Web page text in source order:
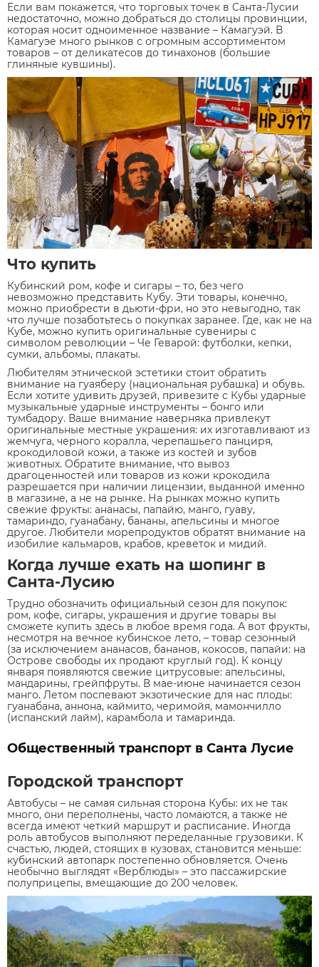
Если вам покажется, что торговых точек в Санта-Лусии
недостаточно, можно добраться до столицы провинции,
которая носит одноименное название – Камагуэй. В
Камагуэе много рынков с огромным ассортиментом
товаров – от деликатесов до тинахонов (большие
глиняные кувшины).
Что купить
Кубинский ром, кофе и сигары – то, без чего
невозможно представить Кубу. Эти товары, конечно,
можно приобрести в дьюти-фри, но это невыгодно, так
что лучше позаботьтесь о покупках заранее. Где, как не на
Кубе, можно купить оригинальные сувениры с
символом революции – Че Геварой: футболки, кепки,
сумки, альбомы, плакаты.
Любителям этнической эстетики стоит обратить
внимание на гуаяберу (национальная рубашка) и обувь.
Если хотите удивить друзей, привезите с Кубы ударные
музыкальные ударные инструменты – бонго или
тумбадору. Ваше внимание наверняка привлекут
оригинальные местные украшения: их изготавливают из
жемчуга, черного коралла, черепашьего панциря,
крокодиловой кожи, а также из костей и зубов
животных. Обратите внимание, что вывоз
драгоценностей или товаров из кожи крокодила
разрешается при наличии лицензии, выданной именно
в магазине, а не на рынке. На рынках можно купить
свежие фрукты: ананасы, папайю, манго, гуаву,
тамариндо, гуанабану, бананы, апельсины и многое
другое. Любители морепродуктов обратят внимание на
изобилие кальмаров, крабов, креветок и мидий.
Когда лучше ехать на шопинг в
Санта-Лусию
Трудно обозначить официальный сезон для покупок:
ром, кофе, сигары, украшения и другие товары вы
сможете купить здесь в любое время года. А вот фрукты,
несмотря на вечное кубинское лето, – товар сезонный
(за исключением ананасов, бананов, кокосов, папайи: на
Острове свободы их продают круглый год). К концу
января появляются свежие цитрусовые: апельсины,
мандарины, грейпфруты. В мае-июне начинается сезон
манго. Летом поспевают экзотические для нас плоды:
гуанабана, аннона, каймито, черимойя, мамончилло
(испанский лайм), карамбола и тамаринда.
Общественный транспорт в Санта Лусие
Городской транспорт
Автобусы – не самая сильная сторона Кубы: их не так
много, они переполнены, часто ломаются, а также не
всегда имеют четкий маршрут и расписание. Иногда
роль автобусов выполняют переделанные грузовики. К
счастью, людей, стоящих в кузовах, становится меньше:
кубинский автопарк постепенно обновляется. Очень
необычно выглядят «Верблюды» – это пассажирские
полуприцепы, вмещающие до 200 человек.